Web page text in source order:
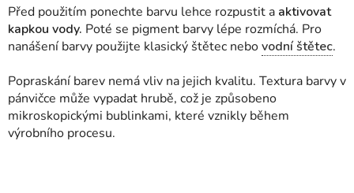
Před použitím ponechte barvu lehce rozpustit a aktivovat
kapkou vody. Poté se pigment barvy lépe rozmíchá. Pro
nanášení barvy použijte klasický štětec nebovodní štětec.
Popraskání barev nemá vliv na jejich kvalitu. Textura barvy v
pánvičce může vypadat hrubě, což je způsobeno
mikroskopickými bublinkami, které vznikly během
výrobního procesu.